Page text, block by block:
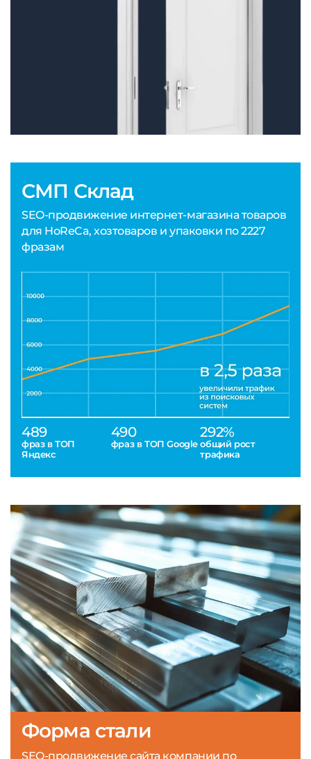
СМП Склад
SEO-продвижение интернет-магазина товаров
для HoReCa, хозтоваров и упаковки по 2227
фразам
489
фраз в ТОП
Яндекс
490
фраз в ТОП Google
292%
общий рост
трафика
Форма стали
SEO-продвижение сайта компании по